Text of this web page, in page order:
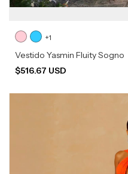
+1
Vestido Yasmin Fluity Sogno
$516.67 USD